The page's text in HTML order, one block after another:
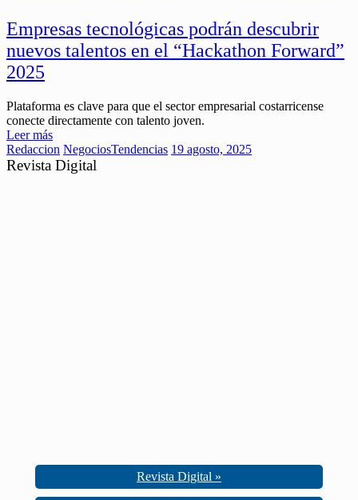
Empresas tecnológicas podrán descubrir
nuevos talentos en el “Hackathon Forward”
2025
Plataforma es clave para que el sector empresarial costarricense
conecte directamente con talento joven.
Leer más
Redaccion NegociosTendencias 19 agosto, 2025
Revista Digital
Revista Digital »